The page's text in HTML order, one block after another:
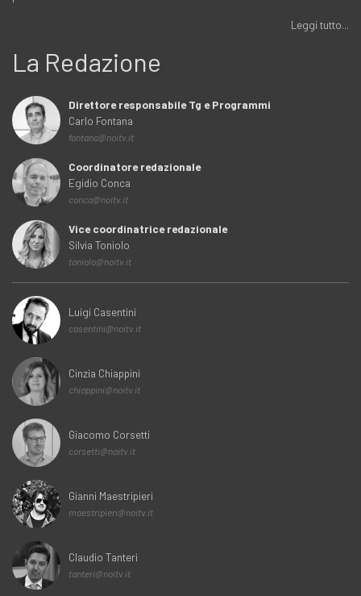
Leggi tutto...
La Redazione
Direttore responsabile Tg e Programmi
Carlo Fontana
fontana@noitv.it
Coordinatore redazionale
Egidio Conca
conca@noitv.it
Vice coordinatrice redazionale
Silvia Toniolo
toniolo@noitv.it
Luigi Casentini
casentini@noitv.it
Cinzia Chiappini
chiappini@noitv.it
Giacomo Corsetti
corsetti@noitv.it
Gianni Maestripieri
maestripieri@noitv.it
Claudio Tanteri
tanteri@noitv.it